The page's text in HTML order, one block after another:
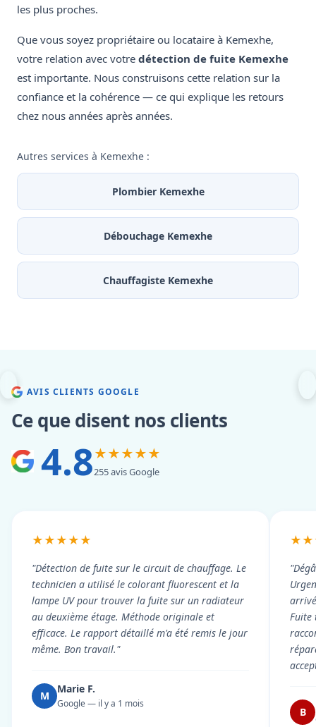
les plus proches.
Que vous soyez propriétaire ou locataire à Kemexhe,
votre relation avec votre détection de fuite Kemexhe
est importante. Nous construisons cette relation sur la
confiance et la cohérence — ce qui explique les retours
chez nous années après années.
Autres services à Kemexhe :
Plombier Kemexhe
Débouchage Kemexhe
Chauffagiste Kemexhe
AVIS CLIENTS GOOGLE
Ce que disent nos clients
4.8★★★★★
255 avis Google
★★★★★
"Détection de fuite sur le circuit de chauffage. Le
technicien a utilisé le colorant fluorescent et la
lampe UV pour trouver la fuite sur un radiateur
au deuxième étage. Méthode originale et
efficace. Le rapport détaillé m'a été remis le jour
même. Bon travail."
M
Marie F.
Google — il y a 1 mois
Fuite
B